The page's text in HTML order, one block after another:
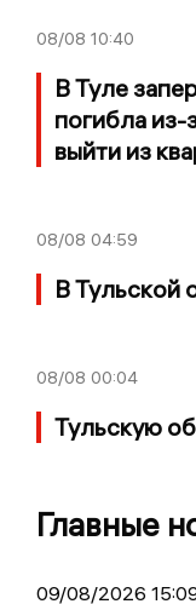
08/08 10:40
В Туле
погибла из-
выйти из
08/08 04:59
В Тульской
08/08 00:04
Тульскую
Главные
09/08/2026